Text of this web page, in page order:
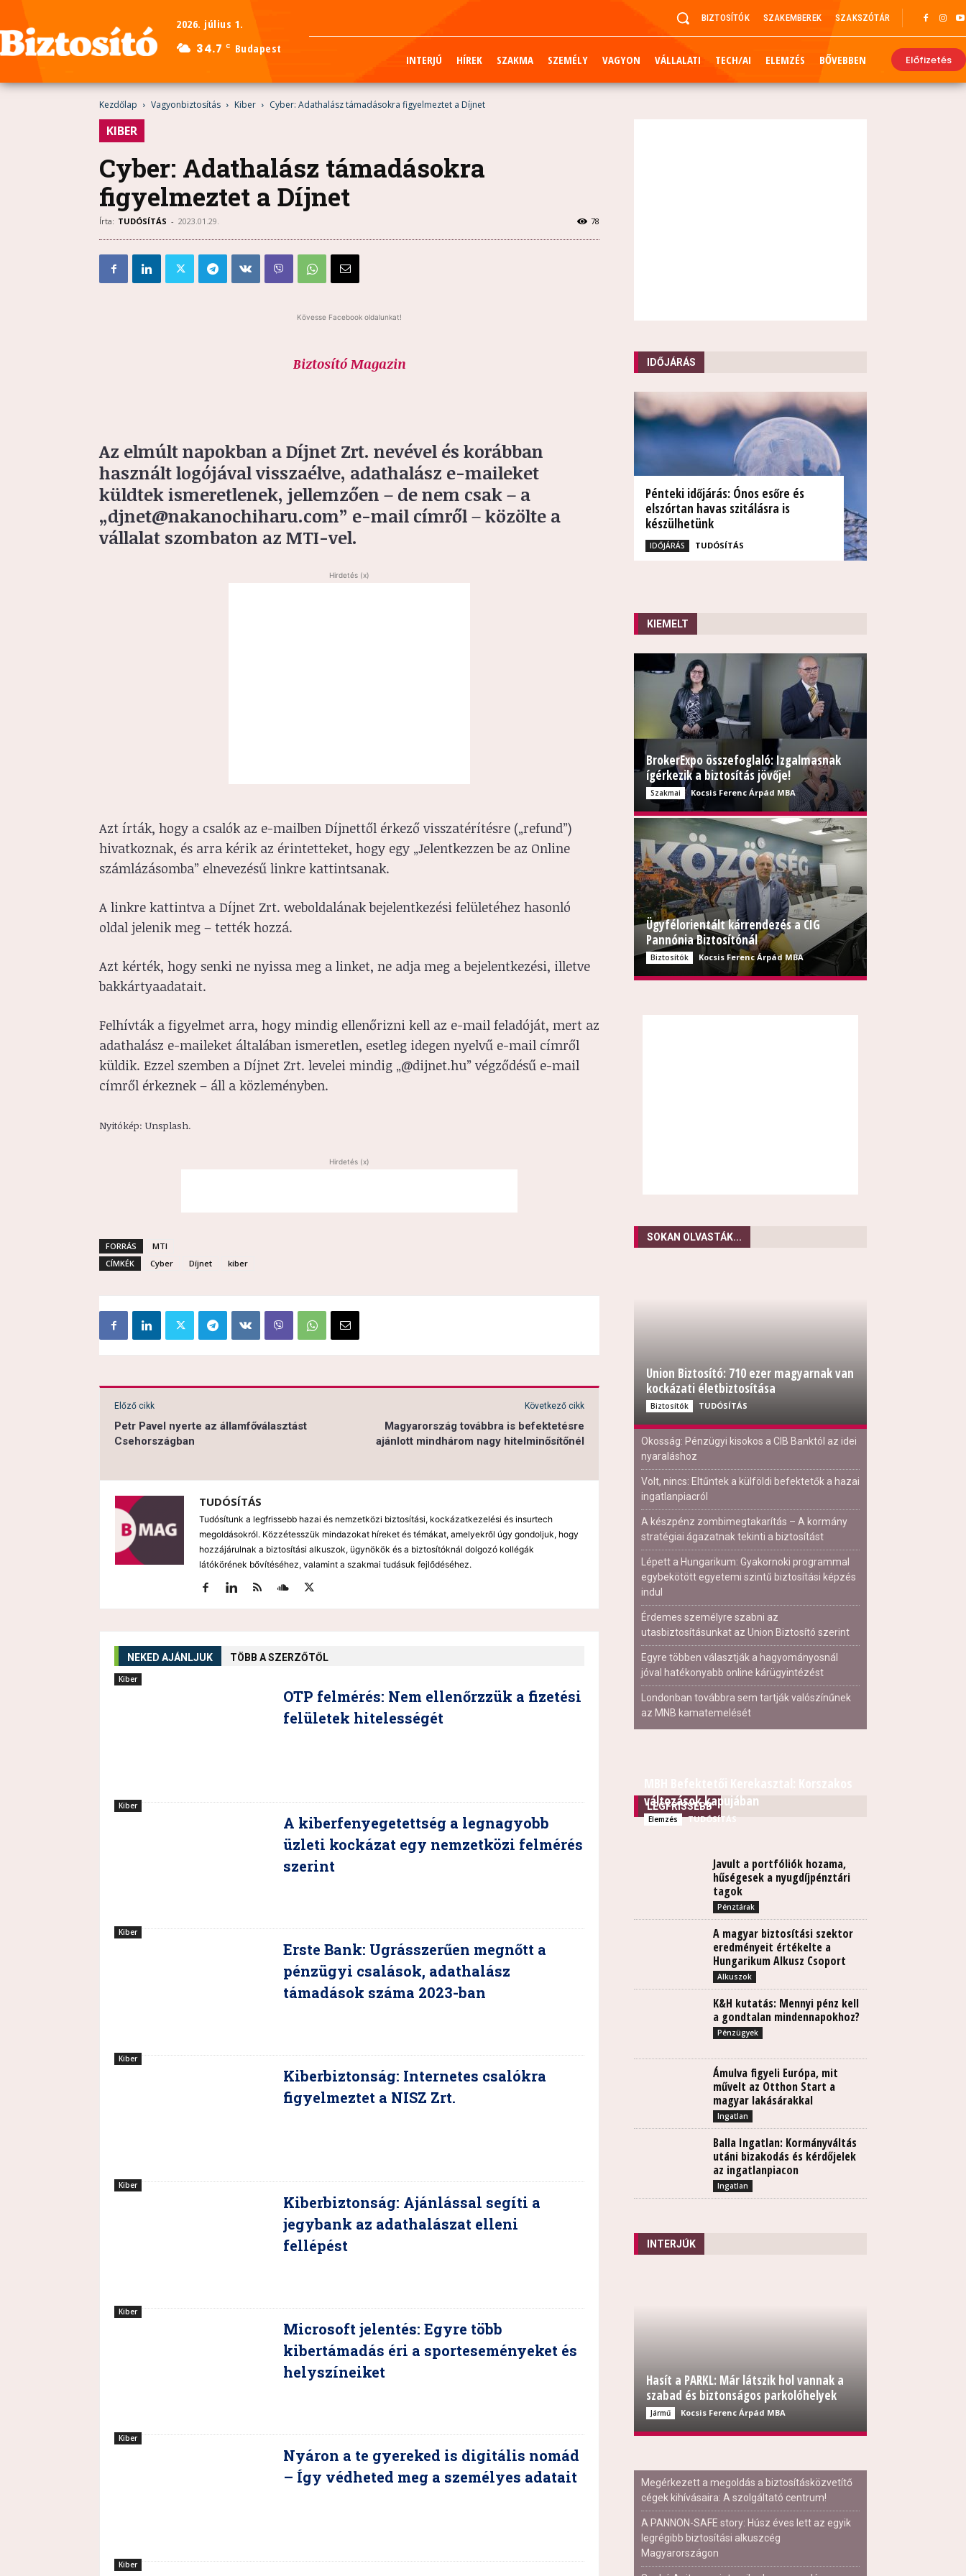
2026. július 1.
34.7 C Budapest
BIZTOSÍTÓK SZAKEMBEREK SZAKSZÓTÁR
INTERJÚ HÍREK SZAKMA SZEMÉLY VAGYON VÁLLALATI TECH/AI ELEMZÉS BŐVEBBEN Előfizetés
Kezdőlap Vagyonbiztosítás Kiber Cyber: Adathalász támadásokra figyelmeztet a Díjnet
KIBER
Cyber: Adathalász támadásokra
figyelmeztet a Díjnet
Írta: TUDÓSÍTÁS - 2023.01.29. 78
Kövesse Facebook oldalunkat!
Biztosító Magazin
Az elmúlt napokban a Díjnet Zrt. nevével és korábban
használt logójával visszaélve, adathalász e-maileket
küldtek ismeretlenek, jellemzően – de nem csak – a
„djnet@nakanochiharu.com” e-mail címről – közölte a
vállalat szombaton az MTI-vel.
Hirdetés (x)
Azt írták, hogy a csalók az e-mailben Díjnettől érkező visszatérítésre („refund”)
hivatkoznak, és arra kérik az érintetteket, hogy egy „Jelentkezzen be az Online
számlázásomba” elnevezésű linkre kattintsanak.
A linkre kattintva a Díjnet Zrt. weboldalának bejelentkezési felületéhez hasonló
oldal jelenik meg – tették hozzá.
Azt kérték, hogy senki ne nyissa meg a linket, ne adja meg a bejelentkezési, illetve
bakkártyaadatait.
Felhívták a figyelmet arra, hogy mindig ellenőrizni kell az e-mail feladóját, mert az
adathalász e-maileket általában ismeretlen, esetleg idegen nyelvű e-mail címről
küldik. Ezzel szemben a Díjnet Zrt. levelei mindig „@dijnet.hu” végződésű e-mail
címről érkeznek – áll a közleményben.
Nyitókép: Unsplash.
Hirdetés (x)
FORRÁS
MTI
CÍMKÉK
Cyber Díjnet kiber
Előző cikk
Petr Pavel nyerte az államfőválasztást
Csehországban
Következő cikk
Magyarország továbbra is befektetésre
ajánlott mindhárom nagy hitelminősítőnél
TUDÓSÍTÁS
Tudósítunk a legfrissebb hazai és nemzetközi biztosítási, kockázatkezelési és insurtech
megoldásokról. Közzétesszük mindazokat híreket és témákat, amelyekről úgy gondoljuk, hogy
hozzájárulnak a biztosítási alkuszok, ügynökök és a biztosítóknál dolgozó kollégák
látókörének bővítéséhez, valamint a szakmai tudásuk fejlődéséhez.
NEKED AJÁNLJUK TÖBB A SZERZŐTŐL
Kiber
OTP felmérés: Nem ellenőrzzük a fizetési
felületek hitelességét
Kiber
A kiberfenyegetettség a legnagyobb
üzleti kockázat egy nemzetközi felmérés
szerint
Kiber
Erste Bank: Ugrásszerűen megnőtt a
pénzügyi csalások, adathalász
támadások száma 2023-ban
Kiber
Kiberbiztonság: Internetes csalókra
figyelmeztet a NISZ Zrt.
Kiber
Kiberbiztonság: Ajánlással segíti a
jegybank az adathalászat elleni
fellépést
Kiber
Microsoft jelentés: Egyre több
kibertámadás éri a sporteseményeket és
helyszíneiket
Kiber
Nyáron a te gyereked is digitális nomád
– Így védheted meg a személyes adatait
Kiber
IDŐJÁRÁS
Pénteki időjárás: Ónos esőre és
elszórtan havas szitálásra is
készülhetünk
IDŐJÁRÁS TUDÓSÍTÁS
KIEMELT
BrokerExpo összefoglaló: Izgalmasnak
ígérkezik a biztosítás jövője!
Szakmai Kocsis Ferenc Árpád MBA
Ügyfélorientált kárrendezés a CIG
Pannónia Biztosítónál
Biztosítók Kocsis Ferenc Árpád MBA
SOKAN OLVASTÁK...
Union Biztosító: 710 ezer magyarnak van
kockázati életbiztosítása
Biztosítók TUDÓSÍTÁS
Okosság: Pénzügyi kisokos a CIB Banktól az idei
nyaraláshoz
Volt, nincs: Eltűntek a külföldi befektetők a hazai
ingatlanpiacról
A készpénz zombimegtakarítás – A kormány
stratégiai ágazatnak tekinti a biztosítást
Lépett a Hungarikum: Gyakornoki programmal
egybekötött egyetemi szintű biztosítási képzés
indul
Érdemes személyre szabni az
utasbiztosításunkat az Union Biztosító szerint
Egyre többen választják a hagyományosnál
jóval hatékonyabb online kárügyintézést
Londonban továbbra sem tartják valószínűnek
az MNB kamatemelését
LEGFRISSEBB
változások kapujában
Elemzés TUDÓSÍTÁS
Javult a portfóliók hozama,
hűségesek a nyugdíjpénztári
tagok
Pénztárak
A magyar biztosítási szektor
eredményeit értékelte a
Hungarikum Alkusz Csoport
Alkuszok
K&H kutatás: Mennyi pénz kell
a gondtalan mindennapokhoz?
Pénzügyek
Ámulva figyeli Európa, mit
művelt az Otthon Start a
magyar lakásárakkal
Ingatlan
Balla Ingatlan: Kormányváltás
utáni bizakodás és kérdőjelek
az ingatlanpiacon
Ingatlan
INTERJÚK
Hasít a PARKL: Már látszik hol vannak a
szabad és biztonságos parkolóhelyek
Jármű Kocsis Ferenc Árpád MBA
Megérkezett a megoldás a biztosításközvetítő
cégek kihívásaira: A szolgáltató centrum!
A PANNON-SAFE story: Húsz éves lett az egyik
legrégibb biztosítási alkuszcég
Magyarországon